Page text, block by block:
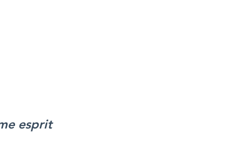
esprit